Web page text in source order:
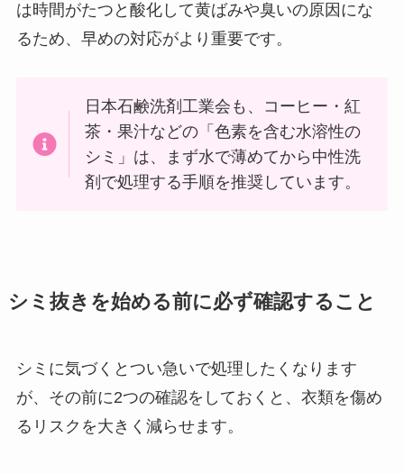
は時間がたつと酸化して黄ばみや臭いの原因にな
るため、早めの対応がより重要です。
日本石鹸洗剤工業会も、コーヒー・紅
茶・果汁などの「色素を含む水溶性の
シミ」は、まず水で薄めてから中性洗
剤で処理する手順を推奨しています。
シミ抜きを始める前に必ず確認すること
シミに気づくとつい急いで処理したくなります
が、その前に2つの確認をしておくと、衣類を傷め
るリスクを大きく減らせます。